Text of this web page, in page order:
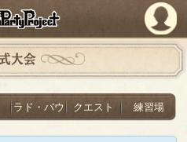
PandoraPartyProject
大会
ラド・バウ クエスト 練習場